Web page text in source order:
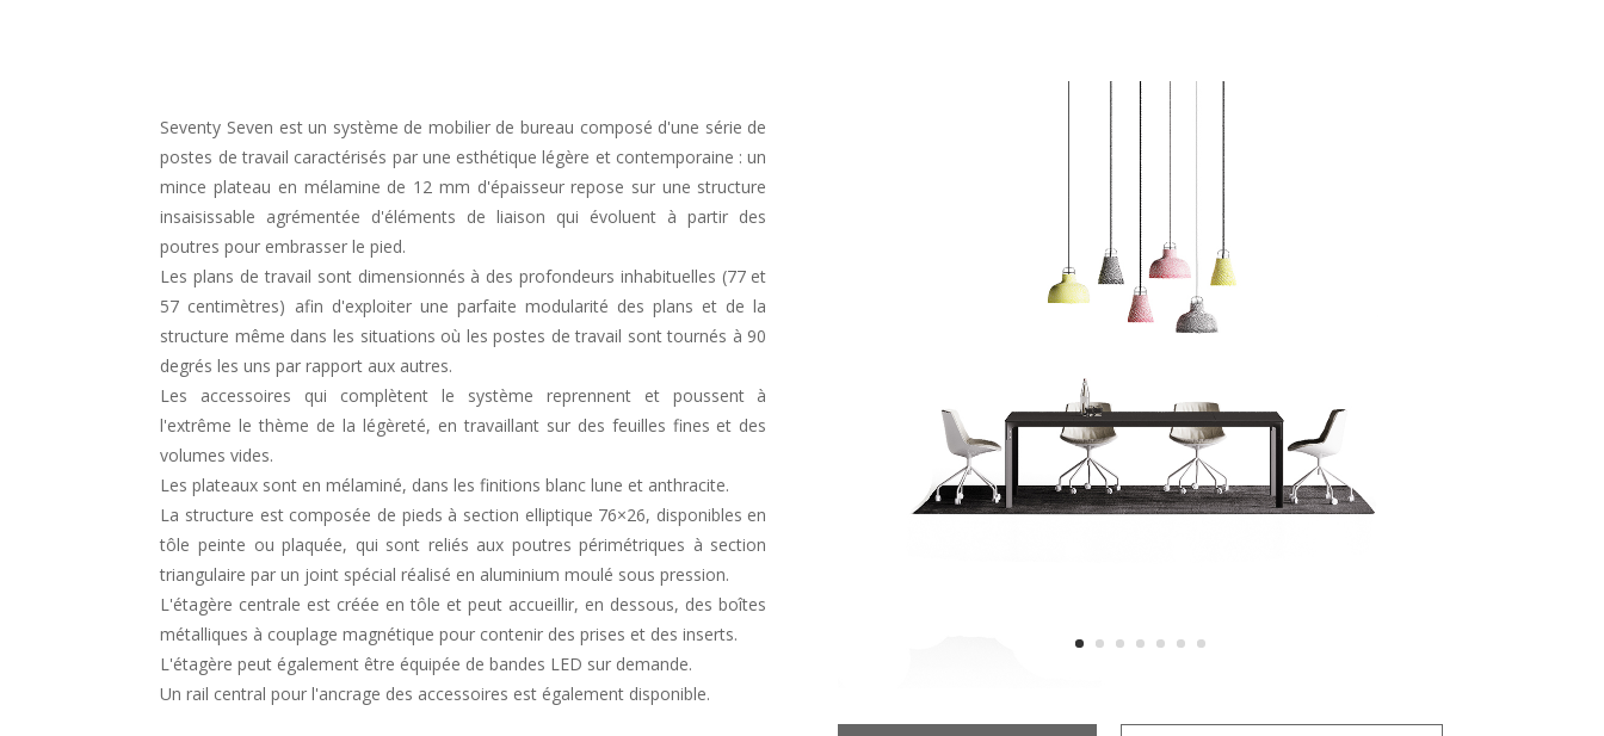
Seventy Seven est un système de mobilier de bureau composé d'une série de
postes de travail caractérisés par une esthétique légère et contemporaine : un
mince plateau en mélamine de 12 mm d'épaisseur repose sur une structure
insaisissable agrémentée d'éléments de liaison qui évoluent à partir des
poutres pour embrasser le pied.
Les plans de travail sont dimensionnés à des profondeurs inhabituelles (77 et
57 centimètres) afin d'exploiter une parfaite modularité des plans et de la
structure même dans les situations où les postes de travail sont tournés à 90
degrés les uns par rapport aux autres.
Les accessoires qui complètent le système reprennent et poussent à
l'extrême le thème de la légèreté, en travaillant sur des feuilles fines et des
volumes vides.
Les plateaux sont en mélaminé, dans les finitions blanc lune et anthracite.
La structure est composée de pieds à section elliptique 76×26, disponibles en
tôle peinte ou plaquée, qui sont reliés aux poutres périmétriques à section
triangulaire par un joint spécial réalisé en aluminium moulé sous pression.
L'étagère centrale est créée en tôle et peut accueillir, en dessous, des boîtes
métalliques à couplage magnétique pour contenir des prises et des inserts.
L'étagère peut également être équipée de bandes LED sur demande.
Un rail central pour l'ancrage des accessoires est également disponible.